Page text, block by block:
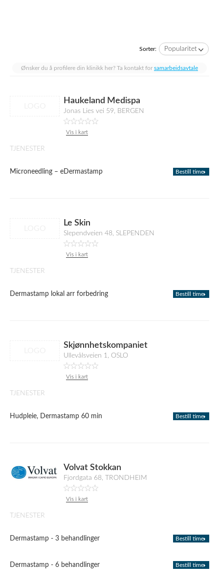
Sorter: Popularitet
Ønsker du å profilere din klinikk her? Ta kontakt for samarbeidsavtale
Haukeland Medispa
Jonas Lies vei 59, BERGEN
Vis i kart
TJENESTER
Microneedling – eDermastamp Bestill time
Le Skin
Slependveien 48, SLEPENDEN
Vis i kart
TJENESTER
Dermastamp lokal arr forbedring Bestill time
Skjønnhetskompaniet
Ullevålsveien 1, OSLO
Vis i kart
TJENESTER
Hudpleie, Dermastamp 60 min Bestill time
Volvat Stokkan
Fjordgata 68, TRONDHEIM
Vis i kart
TJENESTER
Dermastamp - 3 behandlinger Bestill time
Dermastamp - 6 behandlinger Bestill time